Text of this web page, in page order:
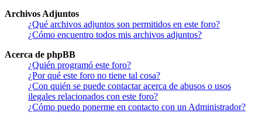
Archivos Adjuntos
¿Qué archivos adjuntos son permitidos en este foro?
¿Cómo encuentro todos mis archivos adjuntos?
Acerca de phpBB
¿Quién programó este foro?
¿Por qué este foro no tiene tal cosa?
¿Con quién se puede contactar acerca de abusos o usos
ilegales relacionados con este foro?
¿Cómo puedo ponerme en contacto con un Administrador?